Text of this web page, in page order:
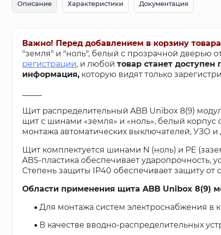
Описание Характеристики Документация
Важно! Перед добавлением в корзину
"земля" и "ноль", белый с прозрачной дверью
регистрации, и любой товар станет
информация,которую видят только
Щит распределительный ABB Unibox 8(9)
щит с шинами «земля» и «ноль», белый
монтажа автоматических выключателей, УЗО
Щит комплектуется шинами N (ноль) и PE
ABS-пластика обеспечивает ударопрочность,
Степень защиты IP40 обеспечивает защиту от
Области применения щита ABB Unibox 8(9)
Для монтажа систем электроснабжения в
В качестве вводно-распределительных